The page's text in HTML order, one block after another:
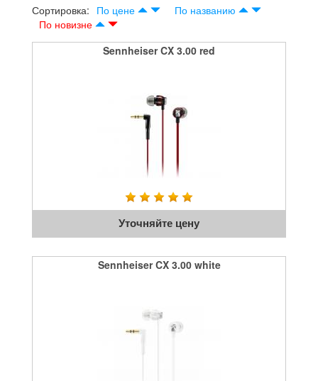
Сортировка: По цене
По названию
По новизне
Sennheiser CX 3.00 red
Уточняйте цену
Sennheiser CX 3.00 white